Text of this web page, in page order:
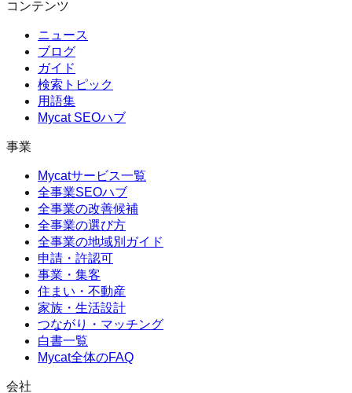
コンテンツ
ニュース
ブログ
ガイド
検索トピック
用語集
Mycat SEOハブ
事業
Mycatサービス一覧
全事業SEOハブ
全事業の改善候補
全事業の選び方
全事業の地域別ガイド
申請・許認可
事業・集客
住まい・不動産
家族・生活設計
つながり・マッチング
白書一覧
Mycat全体のFAQ
会社